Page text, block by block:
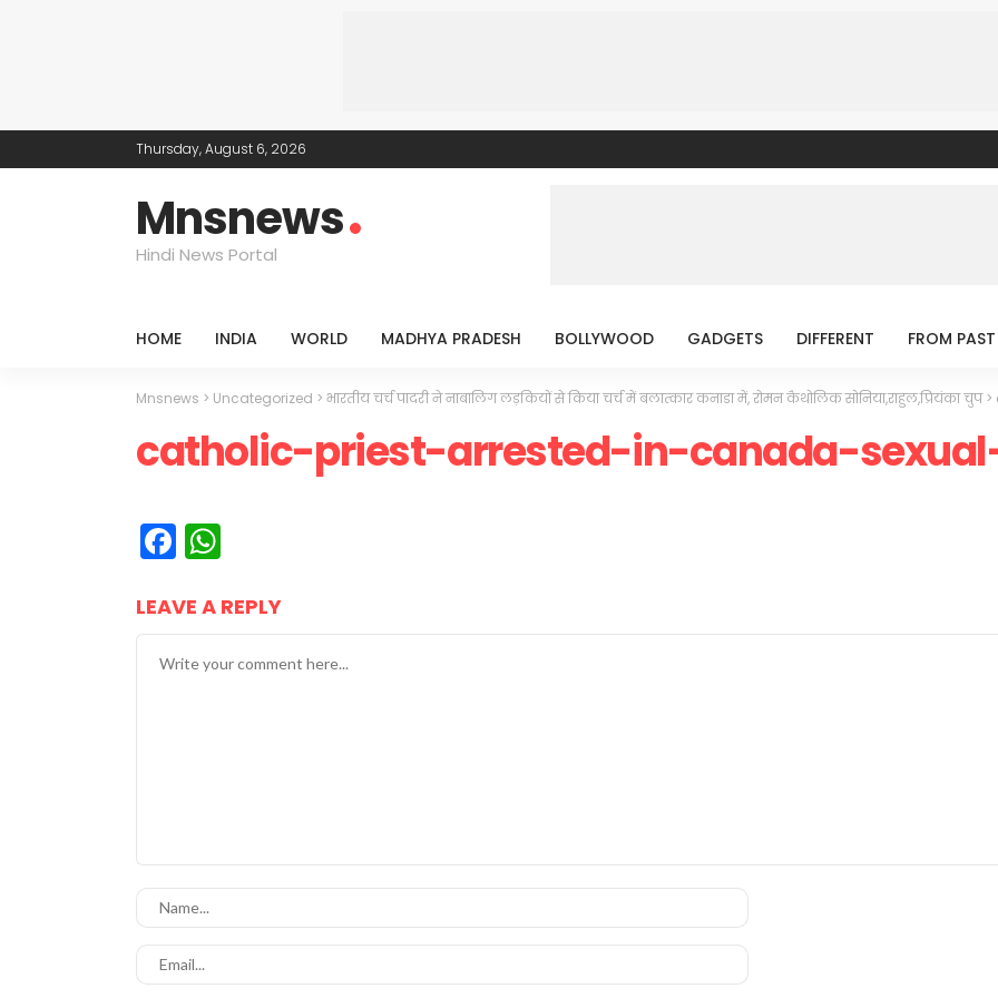
Thursday, August 6, 2026
Mnsnews
Hindi News Portal
HOME INDIA WORLD MADHYA PRADESH BOLLYWOOD GADGETS DIFFERENT FROM PAST
Mnsnews > Uncategorized > भारतीय चर्च पादरी ने नाबालिग लड़कियों से किया चर्च में बलात्कार कनाडा में, रोमन कैथोलिक सोनिया,राहुल,प्रियंका चुप>
catholic-priest-arrested-in-canada-
Facebook
LEAVE A REPLY